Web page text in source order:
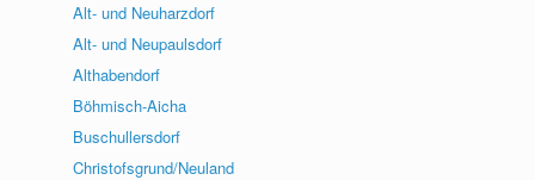
Alt- und Neuharzdorf
Alt- und Neupaulsdorf
Althabendorf
Böhmisch-Aicha
Buschullersdorf
Christofsgrund/Neuland